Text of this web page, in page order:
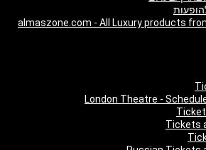
almaszone.com - All Luxury products
London Theatre -
Tickets